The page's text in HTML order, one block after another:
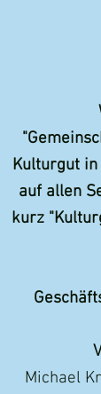
Kulturgut in
auf allen
kurz
Michael